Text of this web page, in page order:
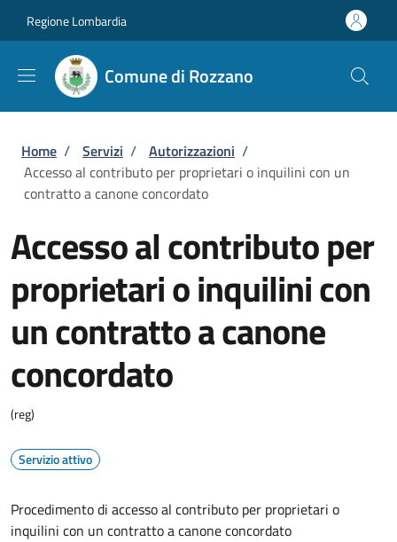
Regione Lombardia
Comune di Rozzano
Briciole di pane
Home / Servizi / Autorizzazioni /
Accesso al contributo per proprietari o inquilini con un
contratto a canone concordato
Accesso al contributo per
proprietari o inquilini con
un contratto a canone
concordato
(reg)
Servizio attivo
Procedimento di accesso al contributo per proprietari o
inquilini con un contratto a canone concordato